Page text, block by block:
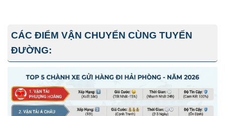
CÁC ĐIỂM VẬN CHUYỂN CÙNG TUYẾN
ĐƯỜNG: